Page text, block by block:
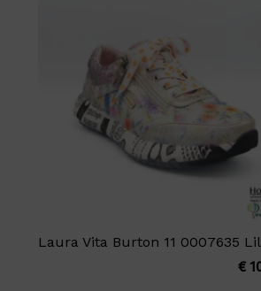
Laura Vita Burton 11 0007635
€